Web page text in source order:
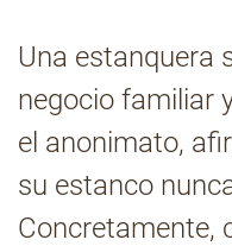
Pregúntanos
Archivo
Estadísticas CMT
Una estanquera
negocio familiar
el anonimato,
su estanco
Concretamente,